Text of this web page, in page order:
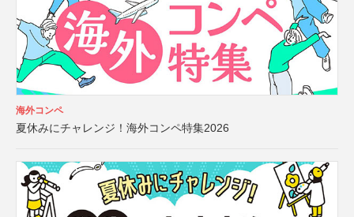
海外コンペ
夏休みにチャレンジ！海外コンペ特集2026